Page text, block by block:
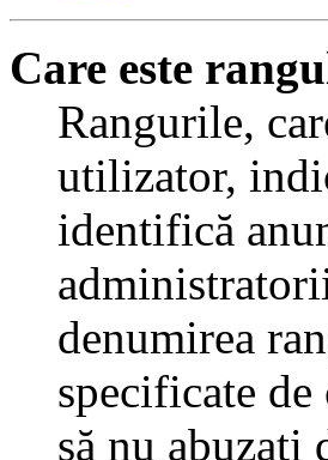
Care este
Rangurile,
utilizator,
identifică
denumirea
specificate
să nu abuzaţi